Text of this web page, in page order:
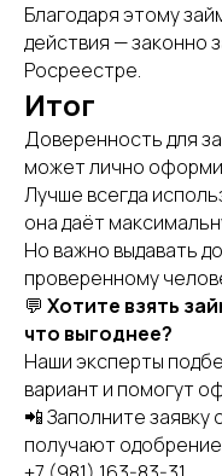
Благодаря этому
действия — законно
Росреестре.
Итог
Доверенность для
может лично
Лучше всегда
она даёт
Но важно выдавать
проверенному
💬 Хотите взять
что выгоднее?
Наши эксперты
вариант и помогут
📲 Заполните
получают